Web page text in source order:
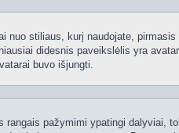
nuo stiliaus, kurį naudojate,
didesnis paveikslėlis yra
buvo išjungti.
pažymimi ypatingi